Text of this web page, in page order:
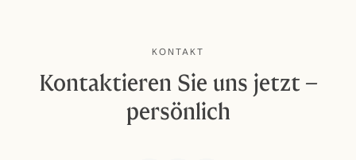
KONTAKT
Kontaktieren Sie uns jetzt –
persönlich